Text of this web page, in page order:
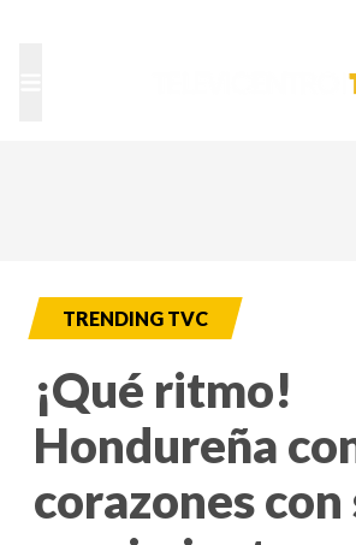
TRENDING TVC
¡Qué ritmo!
Hondureña
corazones con